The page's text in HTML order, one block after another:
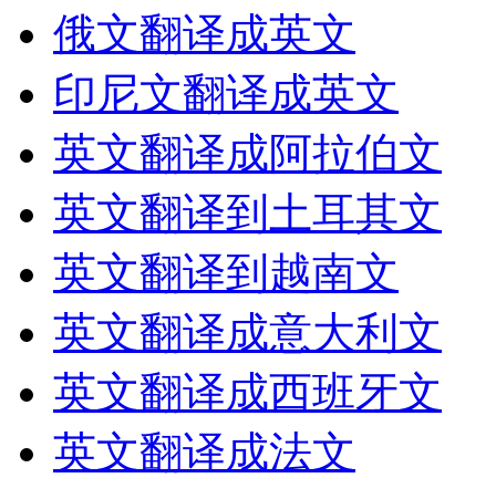
俄文翻译成英文
印尼文翻译成英文
英文翻译成阿拉伯文
英文翻译到土耳其文
英文翻译到越南文
英文翻译成意大利文
英文翻译成西班牙文
英文翻译成法文